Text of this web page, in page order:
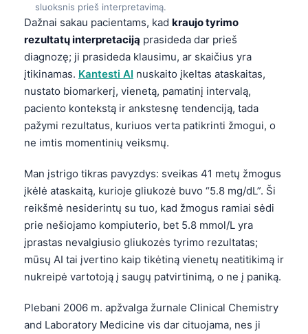
sluoksnis prieš interpretavimą.
Dažnai sakau pacientams, kad kraujo tyrimo
rezultatų interpretaciją prasideda dar prieš
diagnozę; ji prasideda klausimu, ar skaičius yra
įtikinamas. Kantesti AI nuskaito įkeltas ataskaitas,
nustato biomarkerį, vienetą, pamatinį intervalą,
paciento kontekstą ir ankstesnę tendenciją, tada
pažymi rezultatus, kuriuos verta patikrinti žmogui, o
ne imtis momentinių veiksmų.
Man įstrigo tikras pavyzdys: sveikas 41 metų žmogus
įkėlė ataskaitą, kurioje gliukozė buvo “5.8 mg/dL”. Ši
reikšmė nesiderintų su tuo, kad žmogus ramiai sėdi
prie nešiojamo kompiuterio, bet 5.8 mmol/L yra
įprastas nevalgiusio gliukozės tyrimo rezultatas;
mūsų AI tai įvertino kaip tikėtiną vienetų neatitikimą ir
nukreipė vartotoją į saugų patvirtinimą, o ne į paniką.
Plebani 2006 m. apžvalga žurnale Clinical Chemistry
and Laboratory Medicine vis dar cituojama, nes ji